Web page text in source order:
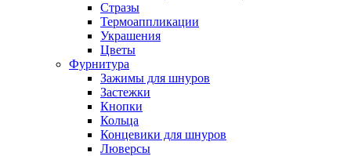
Стразы
Термоаппликации
Украшения
Цветы
Фурнитура
Зажимы для шнуров
Застежки
Кнопки
Кольца
Концевики для шнуров
Люверсы